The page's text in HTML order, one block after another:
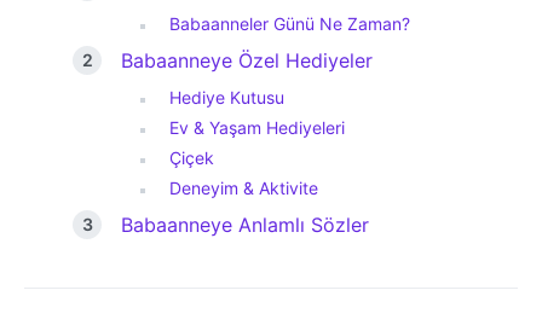
Babaanneler Günü Ne Zaman?
Babaanneye Özel Hediyeler
Hediye Kutusu
Ev & Yaşam Hediyeleri
Çiçek
Deneyim & Aktivite
Babaanneye Anlamlı Sözler